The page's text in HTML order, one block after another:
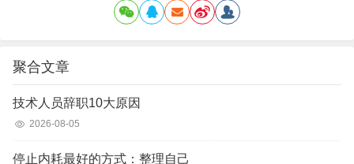
聚合文章
技术人员辞职10大原因
2026-08-05
停止内耗最好的方式：整理自己